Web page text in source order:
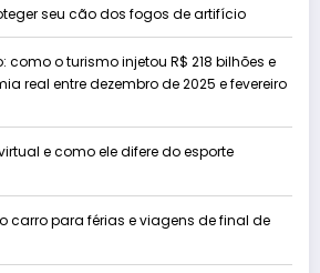
seu cão dos fogos de artifício
como o turismo injetou R$ 218 bilhões e
real entre dezembro de 2025 e fevereiro
e como ele difere do esporte
carro para férias e viagens de final de